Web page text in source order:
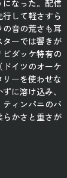
になった。配信
して軽さすら
音の荒さも耳
ターでは響きが
ダッケ特有の
イツのオーケ
ーを使わせな
に溶け込み、
ィンパニのバ
らかさと重さが